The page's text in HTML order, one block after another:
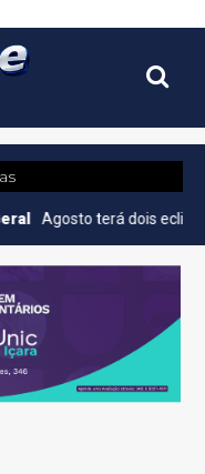
dois eclipses; saiba